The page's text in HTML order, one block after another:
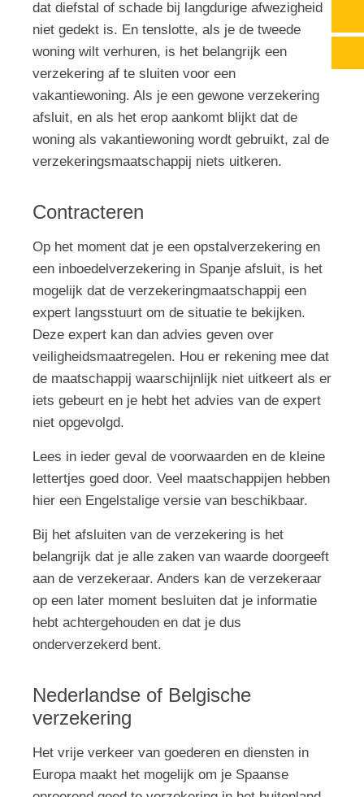
dat diefstal of schade bij langdurige afwezigheid
niet gedekt is. En tenslotte, als je de tweede
woning wilt verhuren, is het belangrijk een
verzekering af te sluiten voor een
vakantiewoning. Als je een gewone verzekering
afsluit, en als het erop aankomt blijkt dat de
woning als vakantiewoning wordt gebruikt, zal de
verzekeringsmaatschappij niets uitkeren.
Contracteren
Op het moment dat je een opstalverzekering en
een inboedelverzekering in Spanje afsluit, is het
mogelijk dat de verzekeringmaatschappij een
expert langsstuurt om de situatie te bekijken.
Deze expert kan dan advies geven over
veiligheidsmaatregelen. Hou er rekening mee dat
de maatschappij waarschijnlijk niet uitkeert als er
iets gebeurt en je hebt het advies van de expert
niet opgevolgd.
Lees in ieder geval de voorwaarden en de kleine
lettertjes goed door. Veel maatschappijen hebben
hier een Engelstalige versie van beschikbaar.
Bij het afsluiten van de verzekering is het
belangrijk dat je alle zaken van waarde doorgeeft
aan de verzekeraar. Anders kan de verzekeraar
op een later moment besluiten dat je informatie
hebt achtergehouden en dat je dus
onderverzekerd bent.
Nederlandse of Belgische
verzekering
Het vrije verkeer van goederen en diensten in
Europa maakt het mogelijk om je Spaanse